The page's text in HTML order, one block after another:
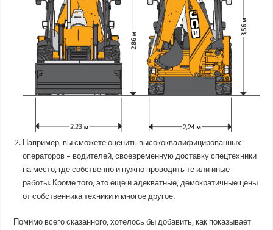
Например, вы сможете оценить высококвалифицированных
операторов – водителей, своевременную доставку спецтехники
на место, где собственно и нужно проводить те или иные
работы. Кроме того, это еще и адекватные, демократичные цены
от собственника техники и многое другое.
Помимо всего сказанного, хотелось бы добавить, как показывает